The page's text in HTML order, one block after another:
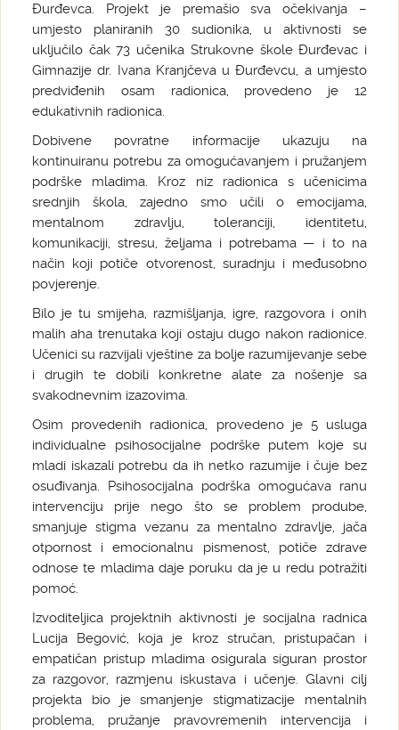
Đurđevca. Projekt je premašio sva očekivanja –
umjesto planiranih 30 sudionika, u aktivnosti se
uključilo čak 73 učenika Strukovne škole Đurđevac i
Gimnazije dr. Ivana Kranjčeva u Đurđevcu, a umjesto
predviđenih osam radionica, provedeno je 12
edukativnih radionica.
Dobivene povratne informacije ukazuju na
kontinuiranu potrebu za omogućavanjem i pružanjem
podrške mladima. Kroz niz radionica s učenicima
srednjih škola, zajedno smo učili o emocijama,
mentalnom zdravlju, toleranciji, identitetu,
komunikaciji, stresu, željama i potrebama — i to na
način koji potiče otvorenost, suradnju i međusobno
povjerenje.
Bilo je tu smijeha, razmišljanja, igre, razgovora i onih
malih aha trenutaka koji ostaju dugo nakon radionice.
Učenici su razvijali vještine za bolje razumijevanje sebe
i drugih te dobili konkretne alate za nošenje sa
svakodnevnim izazovima.
Osim provedenih radionica, provedeno je 5 usluga
individualne psihosocijalne podrške putem koje su
mladi iskazali potrebu da ih netko razumije i čuje bez
osuđivanja. Psihosocijalna podrška omogućava ranu
intervenciju prije nego što se problem prodube,
smanjuje stigma vezanu za mentalno zdravlje, jača
otpornost i emocionalnu pismenost, potiče zdrave
odnose te mladima daje poruku da je u redu potražiti
pomoć.
Izvoditeljica projektnih aktivnosti je socijalna radnica
Lucija Begović, koja je kroz stručan, pristupačan i
empatičan pristup mladima osigurala siguran prostor
za razgovor, razmjenu iskustava i učenje. Glavni cilj
projekta bio je smanjenje stigmatizacije mentalnih
problema, pružanje pravovremenih intervencija i